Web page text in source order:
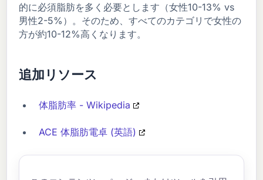
的に必須脂肪を多く必要とします（女性10-13% vs
男性2-5%）。そのため、すべてのカテゴリで女性の
方が約10-12%高くなります。
追加リソース
体脂肪率 - Wikipedia
ACE 体脂肪電卓 (英語)